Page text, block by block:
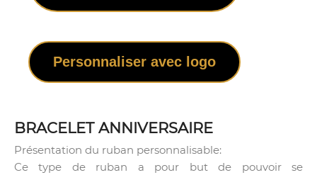
Personnaliser avec logo
BRACELET ANNIVERSAIRE
Présentation du ruban personnalisable:
Ce type de ruban a pour but de pouvoir se